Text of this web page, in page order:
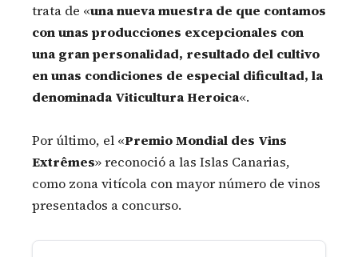
trata de «una nueva muestra de que contamos
con unas producciones excepcionales con
una gran personalidad, resultado del cultivo
en unas condiciones de especial dificultad, la
denominada Viticultura Heroica«.
Por último, el «Premio Mondial des Vins
Extrêmes» reconoció a las Islas Canarias,
como zona vitícola con mayor número de vinos
presentados a concurso.